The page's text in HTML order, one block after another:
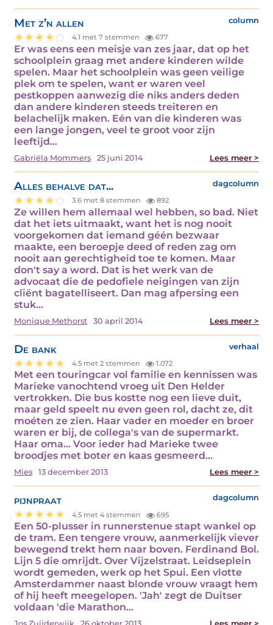
Met z’n allen column
4.1 met 7 stemmen 677
Er was eens een meisje van zes jaar, dat op het
schoolplein graag met andere kinderen wilde
spelen. Maar het schoolplein was geen veilige
plek om te spelen, want er waren veel
pestkoppen aanwezig die niks anders deden
dan andere kinderen steeds treiteren en
belachelijk maken. Eén van die kinderen was
een lange jongen, veel te groot voor zijn
leeftijd…
Gabriëla Mommers 25 juni 2014 Lees meer >
Alles behalve dat... dagcolumn
3.6 met 8 stemmen 892
Ze willen hem allemaal wel hebben, so bad. Niet
dat het iets uitmaakt, want het is nog nooit
voorgekomen dat iemand géén bezwaar
maakte, een beroepje deed of reden zag om
nooit aan gerechtigheid toe te komen. Maar
don't say a word. Dat is het werk van de
advocaat die de pedofiele neigingen van zijn
cliënt bagatelliseert. Dan mag afpersing een
stuk…
Monique Methorst 30 april 2014 Lees meer >
De bank verhaal
4.5 met 2 stemmen 1.072
Met een touringcar vol familie en kennissen was
Marieke vanochtend vroeg uit Den Helder
vertrokken. Die bus kostte nog een lieve duit,
maar geld speelt nu even geen rol, dacht ze, dit
moéten ze zien. Haar vader en moeder en broer
waren er bij, de collega's van de supermarkt.
Haar oma... Voor ieder had Marieke twee
broodjes met boter en kaas gesmeerd…
Mies 13 december 2013 Lees meer >
pijnpraat dagcolumn
4.5 met 4 stemmen 695
Een 50-plusser in runnerstenue stapt wankel op
de tram. Een tengere vrouw, aanmerkelijk viever
bewegend trekt hem naar boven. Ferdinand Bol.
Lijn 5 die omrijdt. Over Vijzelstraat. Leidseplein
wordt gemeden, werk op het Spui. Een vlotte
Amsterdammer naast blonde vrouw vraagt hem
of hij heeft meegelopen. 'Jah' zegt de Duitser
voldaan 'die Marathon…